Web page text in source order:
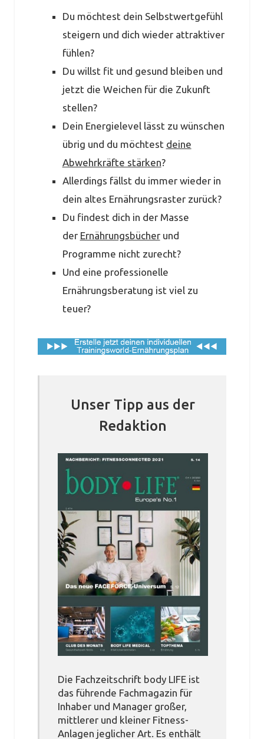
Du möchtest dein Selbstwertgefühl
steigern und dich wieder attraktiver
fühlen?
Du willst fit und gesund bleiben und
jetzt die Weichen für die Zukunft
stellen?
Dein Energielevel lässt zu wünschen
übrig und du möchtest deine
Abwehrkräfte stärken?
Allerdings fällst du immer wieder in
dein altes Ernährungsraster zurück?
Du findest dich in der Masse
der Ernährungsbücherund
Programme nicht zurecht?
Und eine professionelle
Ernährungsberatung ist viel zu
teuer?
Unser Tipp aus der
Redaktion
Die Fachzeitschrift body LIFE ist
das führende Fachmagazin für
Inhaber und Manager großer,
mittlerer und kleiner Fitness-
Anlagen jeglicher Art. Es enthält